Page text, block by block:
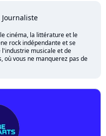
Journaliste
cinéma, la littérature et le
rock indépendante et se
l'industrie musicale et de
où vous ne manquerez pas de